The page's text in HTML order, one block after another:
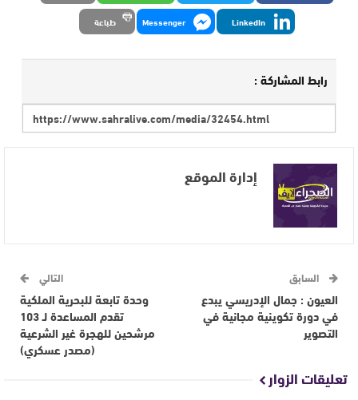
LinkedIn
Messenger طباعة
رابط المشاركة :
إدارة الموقع
السابق
العيون : جمال الإدريسي يبدع
في دورة تكوينية مجانية في
التصوير
التالي
وحدة تابعة للبحرية الملكية
تقدم المساعدة لـ 103
مرشحين للهجرة غير الشرعية
(مصدر عسكري)
تعليقات الزوار